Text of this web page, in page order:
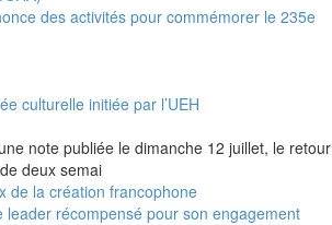
des activités pour commémorer le 235e
culturelle initiée par l’UEH
note publiée le dimanche 12 juillet, le retour
deux semai
de la création francophone
récompensé pour son engagement